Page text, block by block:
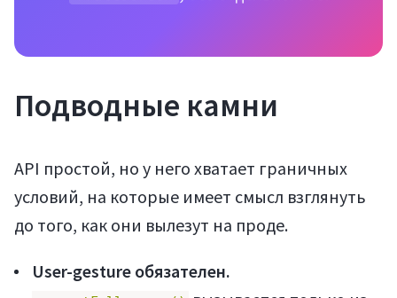
Подводные камни
API простой, но у него хватает граничных
условий, на которые имеет смысл взглянуть
до того, как они вылезут на проде.
User-gesture обязателен.